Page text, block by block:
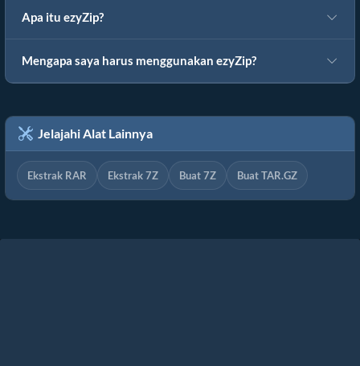
Apa itu ezyZip?
Mengapa saya harus menggunakan ezyZip?
Jelajahi Alat Lainnya
Ekstrak RAR Ekstrak 7Z Buat 7Z Buat TAR.GZ